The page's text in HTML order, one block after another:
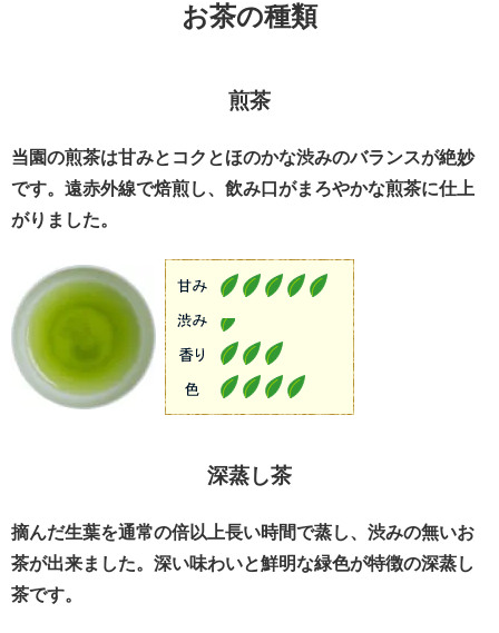
お茶の種類
煎茶
当園の煎茶は甘みとコクとほのかな渋みのバランスが絶妙
です。遠赤外線で焙煎し、飲み口がまろやかな煎茶に仕上
がりました。
深蒸し茶
摘んだ生葉を通常の倍以上長い時間で蒸し、渋みの無いお
茶が出来ました。深い味わいと鮮明な緑色が特徴の深蒸し
茶です。